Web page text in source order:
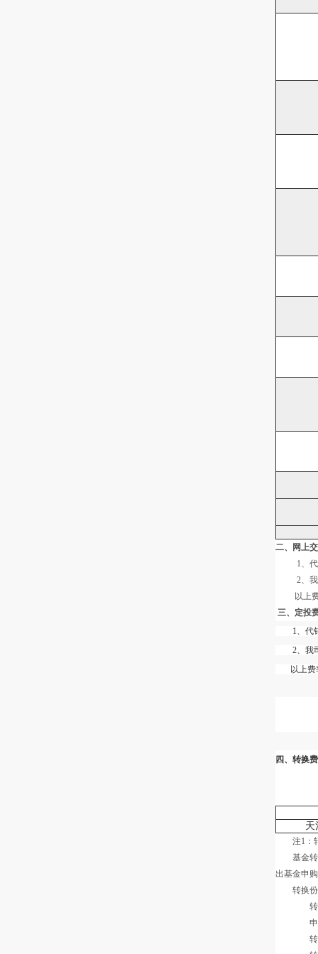
二、网上
1、代销
2、我司
以上费率
三、定投
1、代销
2、我司
以上费率
四、转换
天
注1：转
基金转换
出基金申
转换份
转出金
申购补
转入金